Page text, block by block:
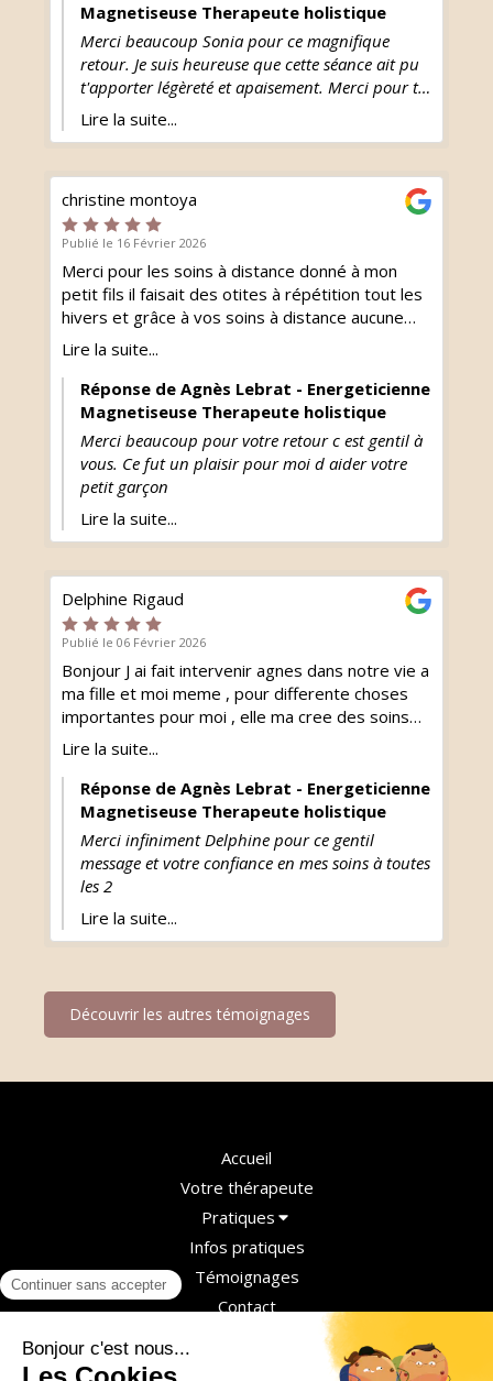
ton engagement, ton cœur, tes dons, ton
écoute et cette belle énergie partagée✨
Magnetiseuse Therapeute holistique
Merci beaucoup Sonia pour ce magnifique
retour. Je suis heureuse que cette séance ait pu
t'apporter légèreté et apaisement. Merci pour ta
confiance en mes soins et guidance énergétique.
Lire la suite...
christine montoya
Publié le 16 Février 2026
Merci pour les soins à distance donné à mon
petit fils il faisait des otites à répétition tout les
hivers et grâce à vos soins à distance aucune
otites depuis. C est incroyable. Merci.
Lire la suite...
Réponse de Agnès Lebrat - Energeticienne
Magnetiseuse Therapeute holistique
Merci beaucoup pour votre retour c est gentil à
vous. Ce fut un plaisir pour moi d aider votre
petit garçon
Lire la suite...
Delphine Rigaud
Publié le 06 Février 2026
Bonjour J ai fait intervenir agnes dans notre vie a
ma fille et moi meme , pour differente choses
importantes pour moi , elle ma cree des soins
qui me correspondent vraiment , Elle a
plusieur consultations en visio . Suite a des
probleme au college Qui on eu un effet tres
positifs , pour sont evolution , les changements
on ete concrets , doux et alignes. Je
recommande Agnes en toute confiance ,
remarquable , juste ,authentique. Merci , merci
,merci
Lire la suite...
Réponse de Agnès Lebrat - Energeticienne
Magnetiseuse Therapeute holistique
Merci infiniment Delphine pour ce gentil
message et votre confiance en mes soins à toutes
les 2
Lire la suite...
Découvrir les autres témoignages
Accueil
Votre thérapeute
Pratiques
Infos pratiques
Témoignages
Contact